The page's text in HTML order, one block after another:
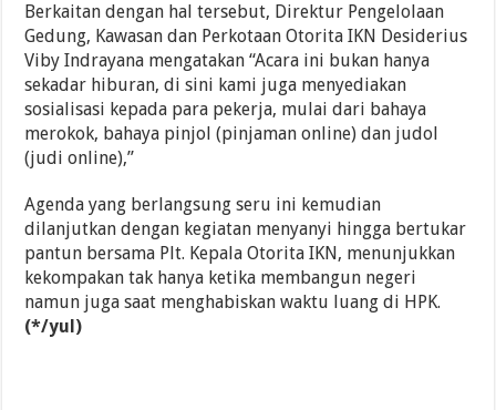
Berkaitan dengan hal tersebut, Direktur Pengelolaan
Gedung, Kawasan dan Perkotaan Otorita IKN Desiderius
Viby Indrayana mengatakan “Acara ini bukan hanya
sekadar hiburan, di sini kami juga menyediakan
sosialisasi kepada para pekerja, mulai dari bahaya
merokok, bahaya pinjol (pinjaman online) dan judol
(judi online),”
Agenda yang berlangsung seru ini kemudian
dilanjutkan dengan kegiatan menyanyi hingga bertukar
pantun bersama Plt. Kepala Otorita IKN, menunjukkan
kekompakan tak hanya ketika membangun negeri
namun juga saat menghabiskan waktu luang di HPK.
(*/yul)